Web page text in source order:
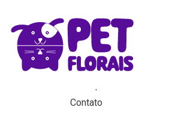
MENU
Home
Produtos
Contato